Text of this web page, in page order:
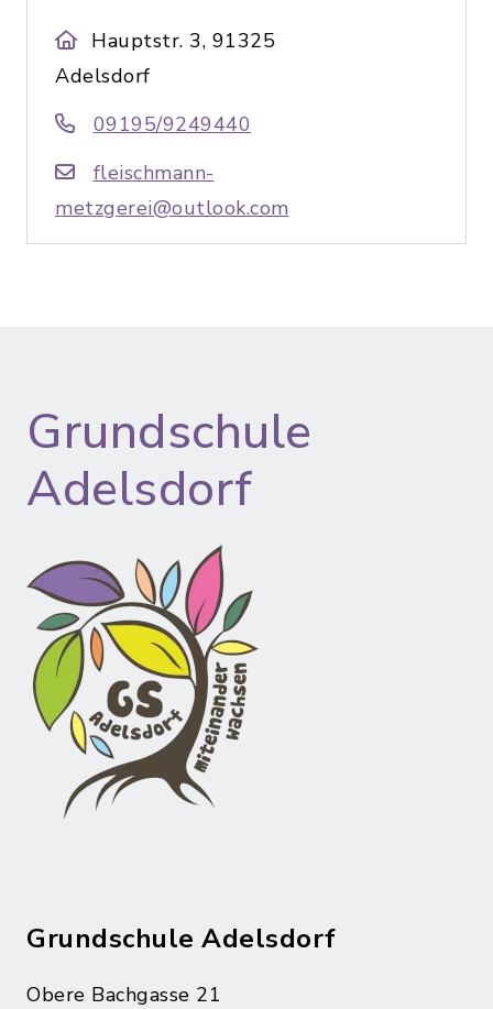
Hauptstr. 3, 91325
Adelsdorf
09195/9249440
fleischmann-
metzgerei@outlook.com
Grundschule
Adelsdorf
Grundschule Adelsdorf
Obere Bachgasse 21